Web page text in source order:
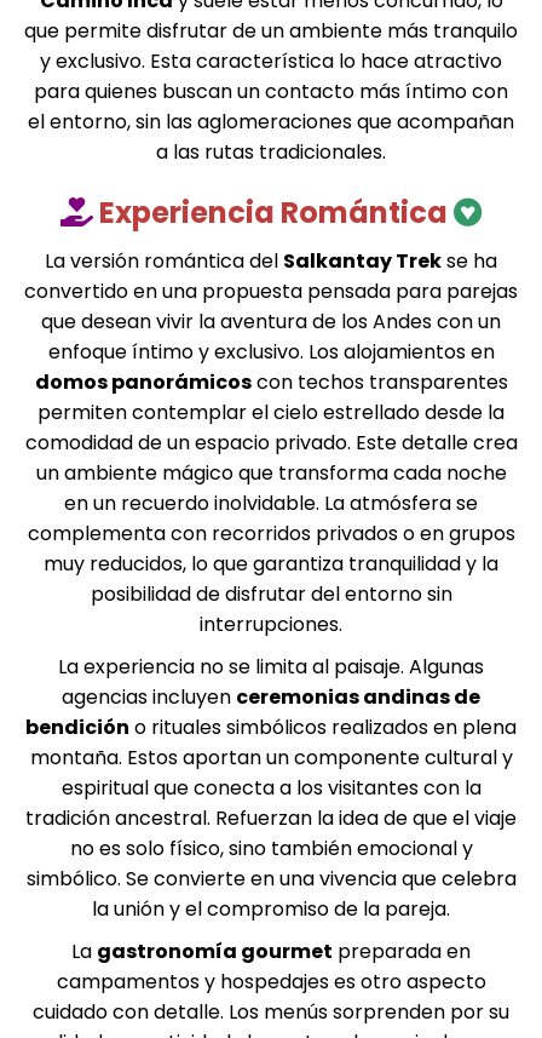
que permite disfrutar de un ambiente más tranquilo
y exclusivo. Esta característica lo hace atractivo
para quienes buscan un contacto más íntimo con
el entorno, sin las aglomeraciones que acompañan
a las rutas tradicionales.
Experiencia Romántica
La versión romántica del Salkantay Trekse ha
convertido en una propuesta pensada para parejas
que desean vivir la aventura de los Andes con un
enfoque íntimo y exclusivo. Los alojamientos en
domos panorámicoscon techos transparentes
permiten contemplar el cielo estrellado desde la
comodidad de un espacio privado. Este detalle crea
un ambiente mágico que transforma cada noche
en un recuerdo inolvidable. La atmósfera se
complementa con recorridos privados o en grupos
muy reducidos, lo que garantiza tranquilidad y la
posibilidad de disfrutar del entorno sin
interrupciones.
La experiencia no se limita al paisaje. Algunas
agencias incluyen ceremonias andinas de
bendición o rituales simbólicos realizados en plena
montaña. Estos aportan un componente cultural y
espiritual que conecta a los visitantes con la
tradición ancestral. Refuerzan la idea de que el viaje
no es solo físico, sino también emocional y
simbólico. Se convierte en una vivencia que celebra
la unión y el compromiso de la pareja.
La gastronomía gourmet preparada en
campamentos y hospedajes es otro aspecto
cuidado con detalle. Los menús sorprenden por su